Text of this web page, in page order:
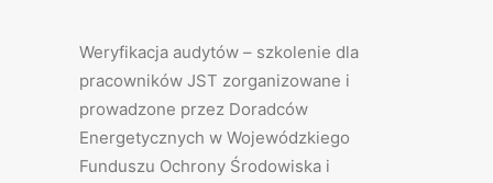
Weryfikacja audytów – szkolenie dla
pracowników JST zorganizowane i
prowadzone przez Doradców
Energetycznych w Wojewódzkiego
Funduszu Ochrony Środowiska i